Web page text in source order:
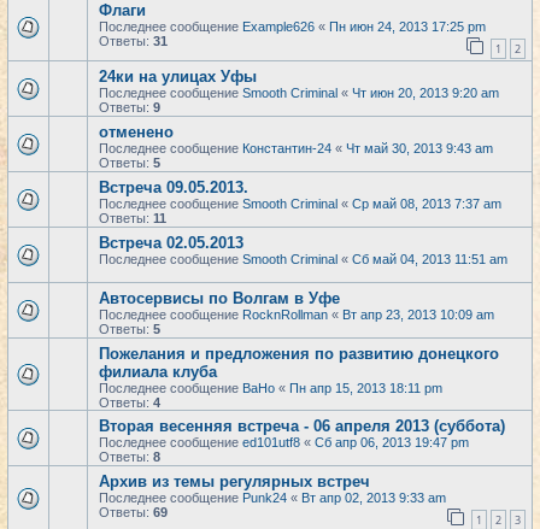
Флаги
Последнее сообщение Example626 « Пн июн 24, 2013 17:25 pm
Ответы: 31 1 2
24ки на улицах Уфы
Последнее сообщение Smooth Criminal « Чт июн 20, 2013 9:20 am
Ответы: 9
отменено
Последнее сообщение Константин-24 « Чт май 30, 2013 9:43 am
Ответы: 5
Встреча 09.05.2013.
Последнее сообщение Smooth Criminal « Ср май 08, 2013 7:37 am
Ответы: 11
Встреча 02.05.2013
Последнее сообщение Smooth Criminal « Сб май 04, 2013 11:51 am
Автосервисы по Волгам в Уфе
Последнее сообщение RocknRollman « Вт апр 23, 2013 10:09 am
Ответы: 5
Пожелания и предложения по развитию донецкого
филиала клуба
Последнее сообщение BaHo « Пн апр 15, 2013 18:11 pm
Ответы: 4
Вторая весенняя встреча - 06 апреля 2013 (суббота)
Последнее сообщение ed101utf8 « Сб апр 06, 2013 19:47 pm
Ответы: 8
Архив из темы регулярных встреч
Последнее сообщение Punk24 « Вт апр 02, 2013 9:33 am
Ответы: 69 1 2 3